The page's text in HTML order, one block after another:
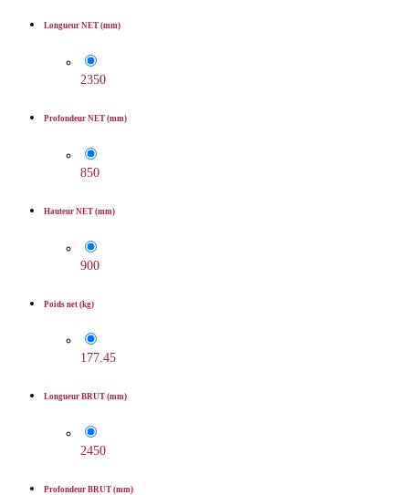
Longueur NET (mm)
2350
Profondeur NET (mm)
850
Hauteur NET (mm)
900
Poids net (kg)
177.45
Longueur BRUT (mm)
2450
Profondeur BRUT (mm)